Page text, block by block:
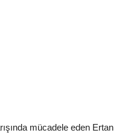
mücadele eden Ertan